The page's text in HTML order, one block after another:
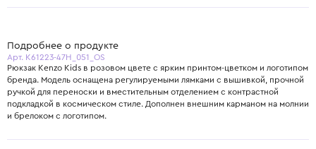
Подробнее о продукте
Арт. K61223-47H_051_OS
Рюкзак Kenzo Kids в розовом цвете с ярким принтом-цветком и логотипом
бренда. Модель оснащена регулируемыми лямками с вышивкой, прочной
ручкой для переноски и вместительным отделением с контрастной
подкладкой в космическом стиле. Дополнен внешним карманом на молнии
и брелоком с логотипом.